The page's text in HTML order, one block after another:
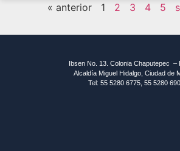
« anterior 1 2 3 4 5
Ibsen No. 13. Colonia Chaputepec –
Alcaldía Miguel Hidalgo, Ciudad de
Tel: 55 5280 6775, 55 5280